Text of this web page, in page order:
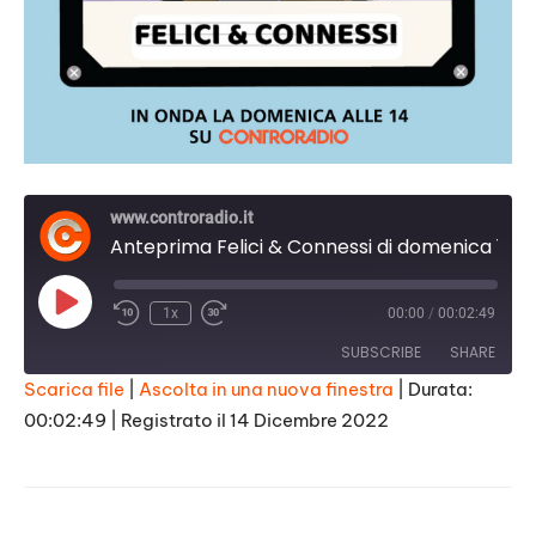
www.controradio.it
Play
Episode
1x 00:00 / 00:02:49
SUBSCRIBE SHARE
SHARE
Scarica file Ascolta in una nuova finestra
Durata:
00:02:49
Registrato il 14 Dicembre 2022